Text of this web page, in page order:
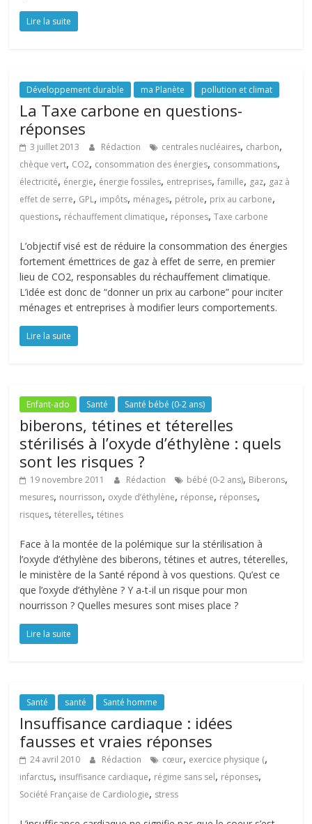
Lire la suite
Développement durable ma Planète pollution et climat
La Taxe carbone en questions-
réponses
3 juillet 2013 Rédaction centrales nucléaires, charbon,
chèque vert, CO2, consommation des énergies, consommations,
électricité, énergie, énergie fossiles, entreprises,famille, gaz, gaz à
effet de serre, GPL, impôts, ménages, pétrole, prix au carbone,
questions, réchauffement climatique, réponses,Taxe carbone
L’objectif visé est de réduire la consommation des énergies
fortement émettrices de gaz à effet de serre, en premier
lieu de CO2, responsables du réchauffement climatique.
L’idée est donc de “donner un prix au carbone” pour inciter
ménages et entreprises à modifier leurs comportements.
Lire la suite
Enfant-ado Santé Santé bébé (0-2 ans)
biberons, tétines et téterelles
stérilisés à l’oxyde d’éthylène : quels
sont les risques ?
19 novembre 2011 Rédaction bébé (0-2 ans), Biberons,
mesures, nourrisson, oxyde d’éthylène, réponse, réponses,
risques,téterelles,tétines
Face à la montée de la polémique sur la stérilisation à
l’oxyde d’éthylène des biberons, tétines et autres, téterelles,
le ministère de la Santé répond à vos questions. Qu’est ce
que l’oxyde d’éthylène ? Y a-t-il un risque pour mon
nourrisson ? Quelles mesures sont mises place ?
Lire la suite
Santé santé Santé homme
Insuffisance cardiaque : idées
fausses et vraies réponses
24 avril 2010 Rédaction cœur, exercice physique (,
infarctus, insuffisance cardiaque, régime sans sel, réponses,
Société Française de Cardiologie, stress